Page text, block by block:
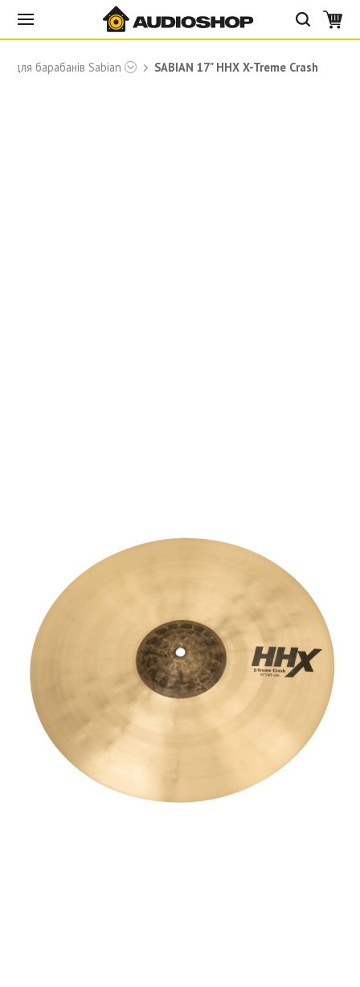
для барабанів Sabian SABIAN 17" HHX X-Treme Crash